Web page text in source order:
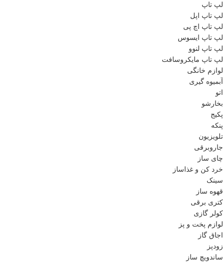
لپ تاپ
لپ تاپ اپل
لپ تاپ اچ پی
لپ تاپ ایسوس
لپ تاپ لنوو
لپ تاپ مایکروسافت
لوازم خانگی
آبمیوه گیری
اتو
بخارشو
پکیج
پنکه
تلویزیون
جاروبرقی
چای ساز
خرد کن و غذاساز
سینک
قهوه ساز
کتری برقی
کولر گازی
لوازم پخت و پز
اجاق گاز
زودپز
ساندویچ ساز